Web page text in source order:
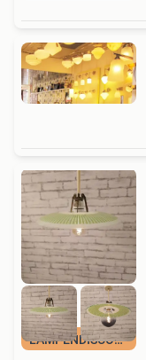
LAMPENDISCOUNT_NL